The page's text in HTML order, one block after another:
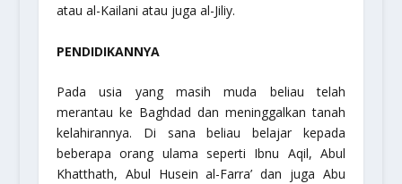
atau al-Kailani atau juga al-Jiliy.
PENDIDIKANNYA
Pada usia yang masih muda beliau telah
merantau ke Baghdad dan meninggalkan tanah
kelahirannya. Di sana beliau belajar kepada
beberapa orang ulama seperti Ibnu Aqil, Abul
Khatthath, Abul Husein al-Farra’ dan juga Abu